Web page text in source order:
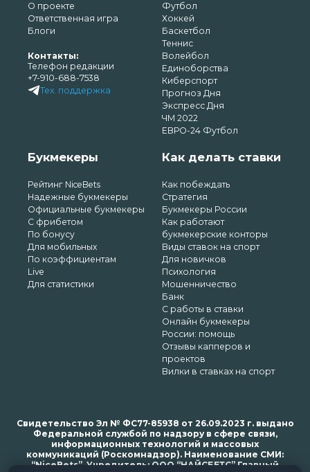
О проекте
Ответственная игра
Блоги
Контакты:
Телефон редакции
+7-910-688-7538
Тех. поддержка
Футбол
Хоккей
Баскетбол
Теннис
Волейбол
Единоборства
Киберспорт
Прогноз Дня
Экспресс Дня
ЧМ 2022
ЕВРО-24 Футбол
Букмекеры
Рейтинг NiceBets
Надежные букмекеры
Официальные букмекеры
С фрибетом
По бонусу
Для мобильных
По коэффициентам
Live
Для статистики
Как делать ставки
Как побеждать
Стратегия
Букмекеры России
Как работают
букмекерские конторы
Виды ставок на спорт
Для новичков
Психология
Мошенничество
Банк
С работы в ставки
Онлайн букмекеры
России: помощь
Отзывы капперов и
проектов
Вилки в ставках на спорт
Свидетельство Эл № ФС77-85938 от 26.09.2023 г. выдано
Федеральной службой по надзору в сфере связи,
информационных технологий и массовых
коммуникаций (Роскомнадзор). Наименование СМИ:
“NiceBets”. Учредитель: ООО “НАЙСБЕТС” Главный